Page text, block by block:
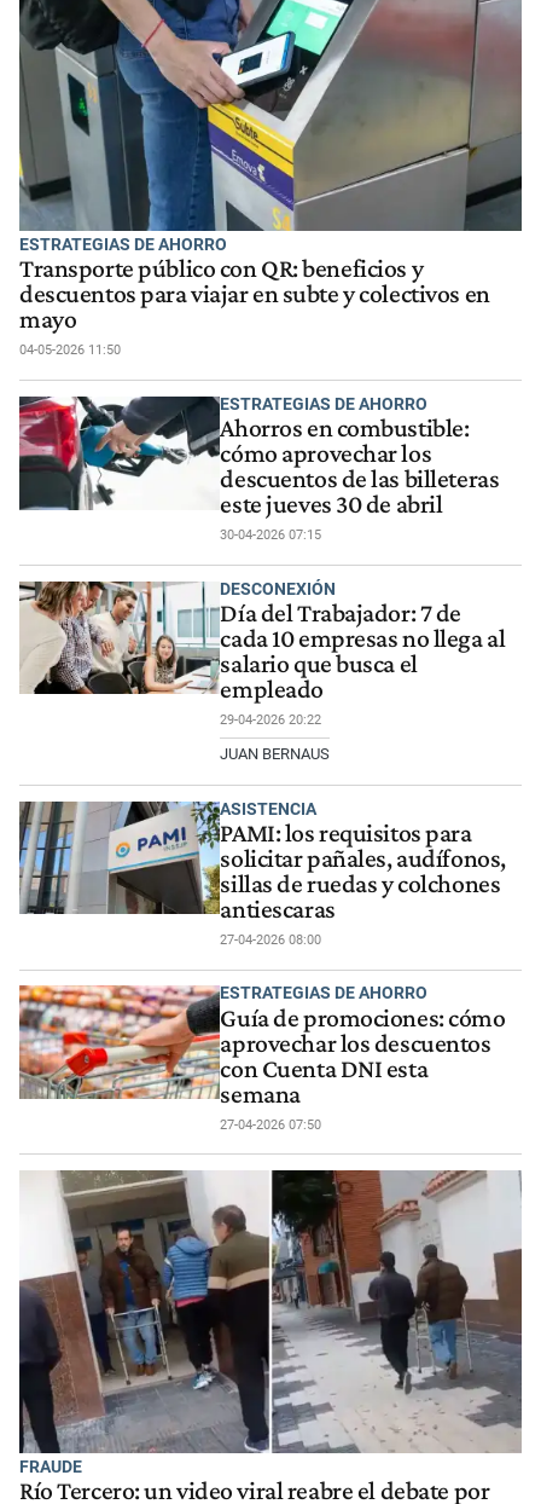
ESTRATEGIAS DE AHORRO
Transporte público con QR: beneficios y
descuentos para viajar en subte y colectivos en
mayo
04-05-2026 11:50
ESTRATEGIAS DE AHORRO
Ahorros en combustible:
cómo aprovechar los
descuentos de las billeteras
este jueves 30 de abril
30-04-2026 07:15
DESCONEXIÓN
Día del Trabajador: 7 de
cada 10 empresas no llega al
salario que busca el
empleado
29-04-2026 20:22
JUAN BERNAUS
ASISTENCIA
PAMI: los requisitos para
solicitar pañales, audífonos,
sillas de ruedas y colchones
antiescaras
27-04-2026 08:00
ESTRATEGIAS DE AHORRO
Guía de promociones: cómo
aprovechar los descuentos
con Cuenta DNI esta
semana
27-04-2026 07:50
FRAUDE
Río Tercero: un video viral reabre el debate por